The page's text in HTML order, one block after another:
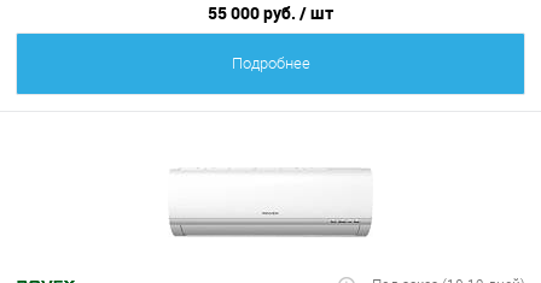
55 000 руб. / шт
Подробнее